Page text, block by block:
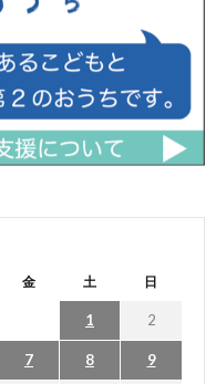
金 土 日
1 2
7 8 9